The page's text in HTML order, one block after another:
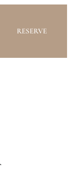
RESERVE